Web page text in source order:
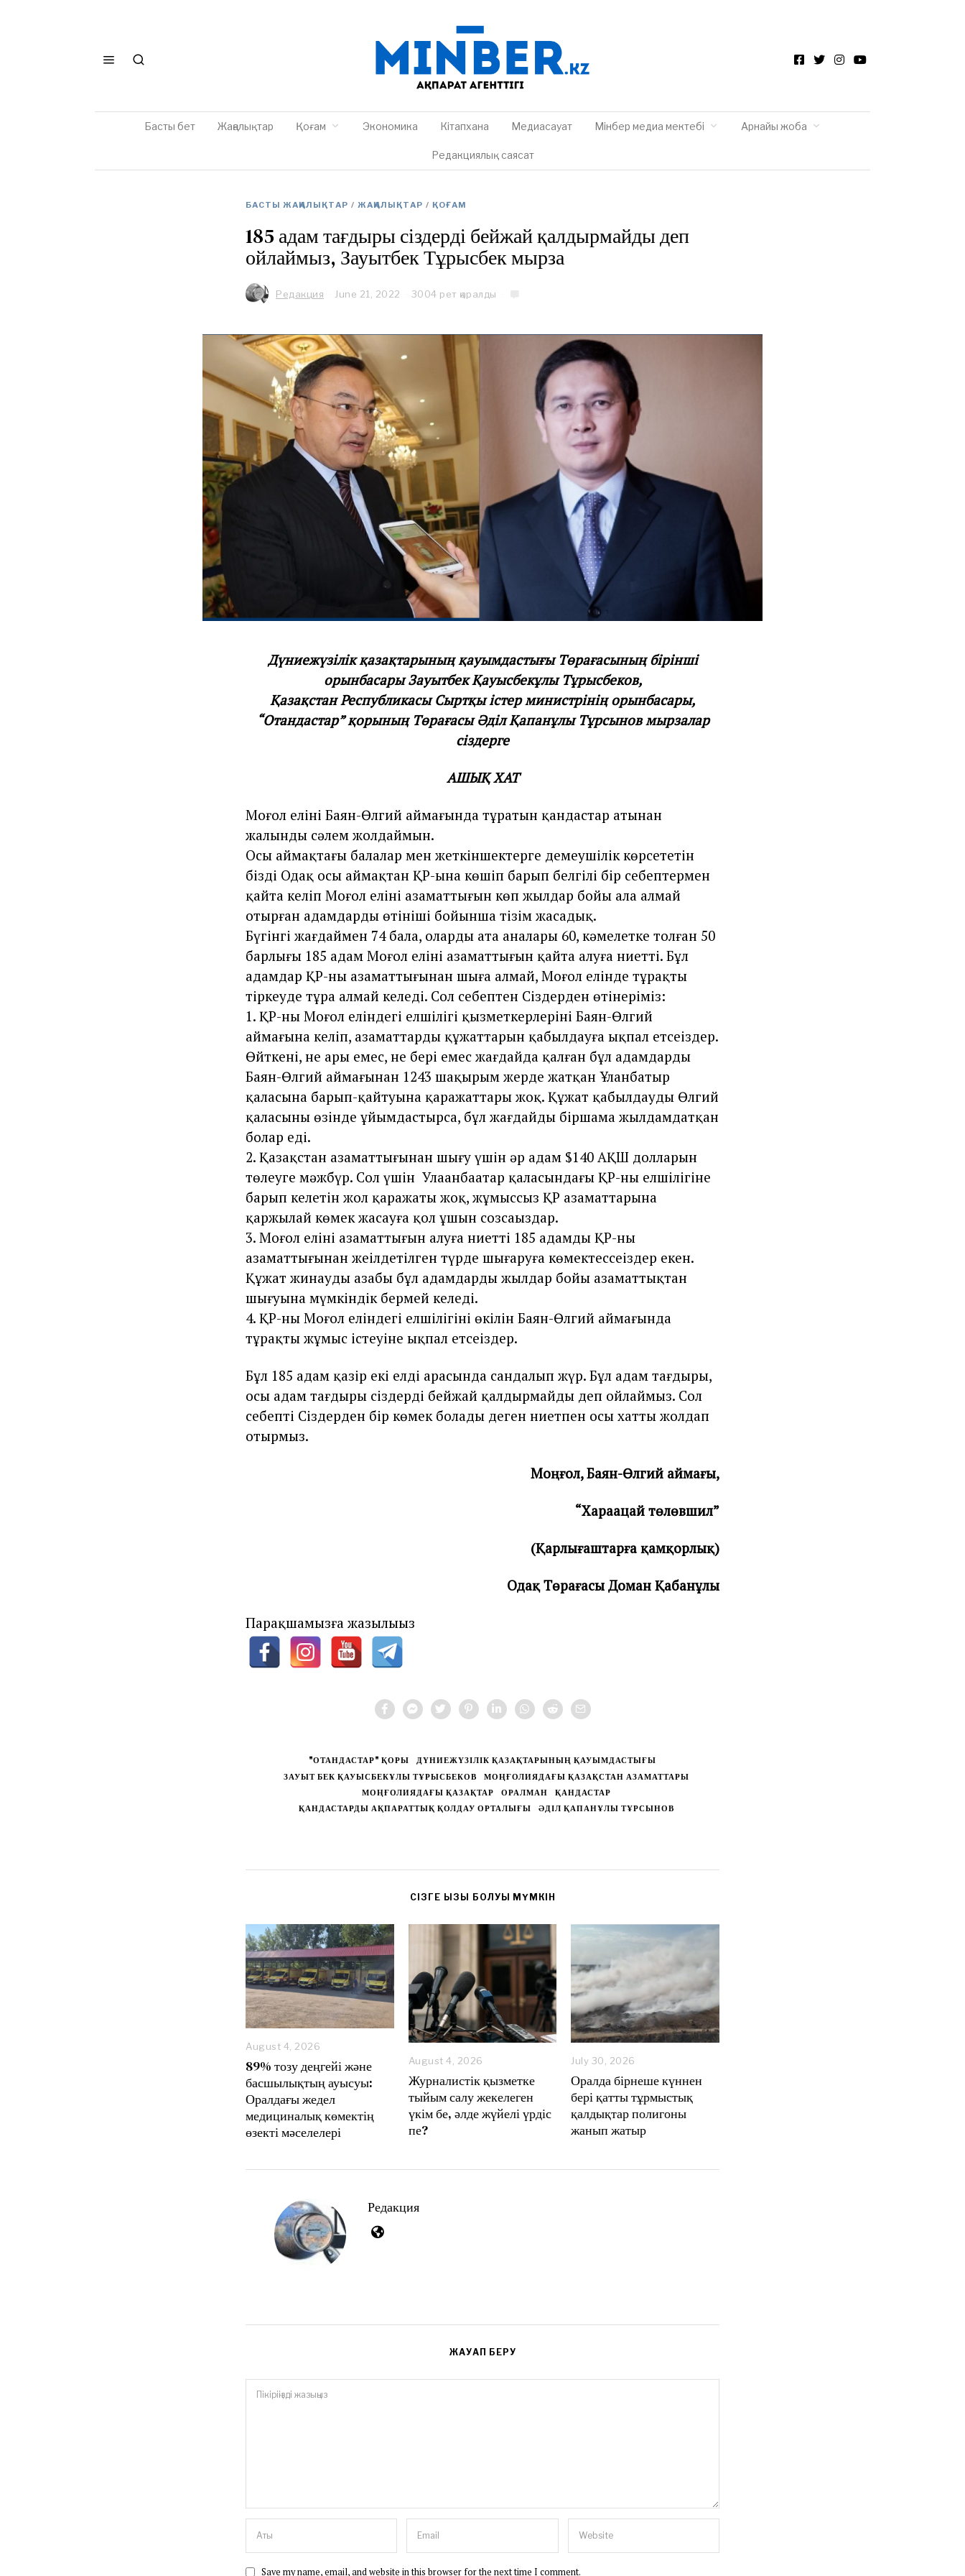
Басты бет Жаңалықтар Қоғам Экономика Кітапхана Медиасауат Мінбер медиа мектебі Арнайы жоба
Редакциялық саясат
БАСТЫ ЖАҢАЛЫҚТАР / ЖАҢАЛЫҚТАР / ҚОҒАМ
185 адам тағдыры сіздерді бейжай қалдырмайды деп
ойлаймыз, Зауытбек Тұрысбек мырза
Редакция June 21, 2022
e
1
2
2
3004 рет қаралды
Дүниежүзілік қазақтарының қауымдастығы Төрағасының бірінші
орынбасары Зауытбек Қауысбекұлы Тұрысбеков,
Қазақстан Республикасы Сыртқы істер министрінің орынбасары,
“Отандастар” қорының Төрағасы Әділ Қапанұлы Тұрсынов мырзалар
сіздерге
АШЫҚ ХАТ
Моңғол елінің Баян-Өлгий аймағында тұратын қандастар атынан
жалынды сәлем жолдаймын.
Осы аймақтағы балалар мен жеткіншектерге демеушілік көрсететін
біздің Одақ осы аймақтан ҚР-ына көшіп барып белгілі бір себептермен
қайта келіп Моңғол елінің азаматтығын көп жылдар бойы ала алмай
отырған адамдардың өтініші бойынша тізім жасадық.
Бүгінгі жағдаймен 74 бала, олардың ата аналары 60, кәмелетке толған 50
барлығы 185 адам Моңғол елінің азаматтығын қайта алуға ниетті. Бұл
адамдар ҚР-ның азаматтығынан шыға алмай, Моңғол елінде тұрақты
тіркеуде тұра алмай келеді. Сол себептен Сіздерден өтінеріміз:
1. ҚР-ның Моңғол еліндегі елшілігі қызметкерлерінің Баян-Өлгий
аймағына келіп, азаматтардың құжаттарын қабылдауға ықпал етсеңіздер.
Өйткені, не ары емес, не бері емес жағдайда қалған бұл адамдардың
Баян-Өлгий аймағынан 1243 шақырым жерде жатқан Ұланбатыр
қаласына барып-қайтуына қаражаттары жоқ. Құжат қабылдауды Өлгий
қаласының өзінде ұйымдастырса, бұл жағдайды біршама жылдамдатқан
болар еді.
2. Қазақстан азаматтығынан шығу үшін әр адам $140 АҚШ долларын
төлеуге мәжбүр. Сол үшін Улаанбаатар қаласындағы ҚР-ның елшілігіне
барып келетін жол қаражаты жоқ, жұмыссыз ҚР азаматтарына
қаржылай көмек жасауға қол ұшын созсаңыздар.
3. Моңғол елінің азаматтығын алуға ниетті 185 адамды ҚР-ның
азаматтығынан жеңілдетілген түрде шығаруға көмектессеңіздер екен.
Құжат жинаудың азабы бұл адамдардың жылдар бойы азаматтықтан
шығуына мүмкіндік бермей келеді.
4. ҚР-ның Моңғол еліндегі елшілігінің өкілін Баян-Өлгий аймағында
тұрақты жұмыс істеуіне ықпал етсеңіздер.
Бұл 185 адам қазір екі елдің арасында сандалып жүр. Бұл адам тағдыры,
осы адам тағдыры сіздерді бейжай қалдырмайды деп ойлаймыз. Сол
себепті Сіздерден бір көмек болады деген ниетпен осы хатты жолдап
отырмыз.
Моңғол, Баян-Өлгий аймағы,
“Хараацай төлөвшил”
(Қарлығаштарға қамқорлық)
Одақ Төрағасы Доман Қабанұлы
Парақшамызға жазылыңыз
"ОТАНДАСТАР" ҚОРЫ
ДҮНИЕЖҮЗІЛІК ҚАЗАҚТАРЫНЫҢ ҚАУЫМДАСТЫҒЫ
ЗАУЫТ БЕК ҚАУЫСБЕКҰЛЫ ТҰРЫСБЕКОВ
МОҢҒОЛИЯДАҒЫ ҚАЗАҚСТАН АЗАМАТТАРЫ
МОҢҒОЛИЯДАҒЫ ҚАЗАҚТАР
ОРАЛМАН
ҚАНДАСТАР
ҚАНДАСТАРДЫ АҚПАРАТТЫҚ ҚОЛДАУ ОРТАЛЫҒЫ
ӘДІЛ ҚАПАНҰЛЫ ТҰРСЫНОВ
CІЗГЕ ҚЫЗЫҚ БОЛУЫ МҮМКІН
August 4, 2026
89% тозу деңгейі және
басшылықтың ауысуы:
Оралдағы жедел
медициналық көмектің
өзекті мәселелері
August 4, 2026
g
u
s
Журналистік қызметке
тыйым салу жекелеген
үкім бе, әлде жүйелі үрдіс
пе?
July 30, 2026
Оралда бірнеше күннен
бері қатты тұрмыстық
қалдықтар полигоны
жанып жатыр
Редакция
ЖАУАП БЕРУ
Save my name, email, and website in this browser for the next time I comment.